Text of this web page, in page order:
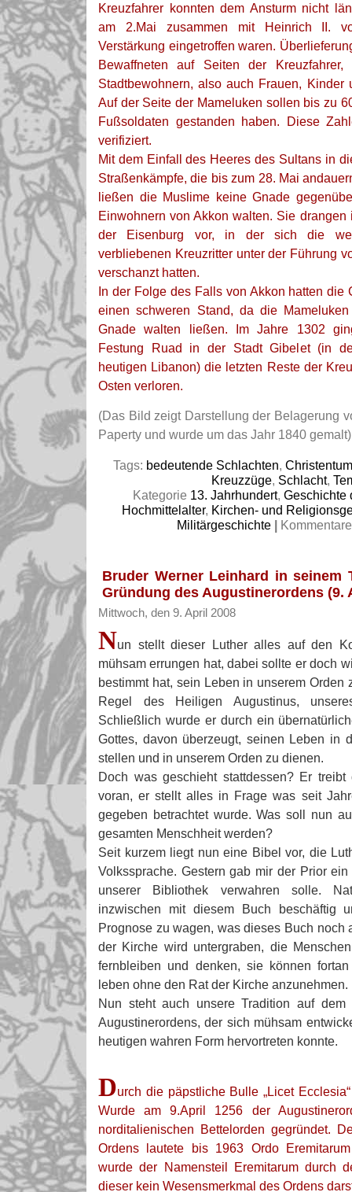
Kreuzfahrer konnten dem Ansturm nicht
am 2.Mai zusammen mit Heinrich II.
Verstärkung eingetroffen waren.
Bewaffneten auf Seiten der
Stadtbewohnern, also auch Frauen, Kinder
Auf der Seite der Mameluken sollen bis zu
Fußsoldaten gestanden haben. Diese
verifiziert.
Mit dem Einfall des Heeres des Sultans in
Straßenkämpfe, die bis zum 28. Mai
ließen die Muslime keine Gnade
Einwohnern von Akkon walten. Sie
der Eisenburg vor, in der sich die
verbliebenen Kreuzritter unter der Führung
verschanzt hatten.
In der Folge des Falls von Akkon hatten die
einen schweren Stand, da die
Gnade walten ließen. Im Jahre 1302
Festung Ruad in der Stadt Gibelet (in
heutigen Libanon) die letzten Reste der
Osten verloren.
(Das Bild zeigt Darstellung der Belagerung
Paperty und wurde um das Jahr 1840 gemalt)
Tags: bedeutende Schlachten, Christentum
Kreuzzüge, Schlacht,
Kategorie 13. Jahrhundert, Geschichte
Hochmittelalter, Kirchen- und
Militärgeschichte |
Bruder Werner Leinhard in seinem
Gründung des Augustinerordens (9.
Mittwoch, den 9. April 2008
Nun stellt dieser Luther alles auf den
mühsam errungen hat, dabei sollte er doch
bestimmt hat, sein Leben in unserem Orden
Regel des Heiligen Augustinus,
Schließlich wurde er durch ein
Gottes, davon überzeugt, seinen Leben in
stellen und in unserem Orden zu dienen.
Doch was geschieht stattdessen? Er
voran, er stellt alles in Frage was seit
gegeben betrachtet wurde. Was soll nun
gesamten Menschheit werden?
Seit kurzem liegt nun eine Bibel vor, die
Volkssprache. Gestern gab mir der Prior
unserer Bibliothek verwahren solle.
inzwischen mit diesem Buch beschäftig
Prognose zu wagen, was dieses Buch noch
der Kirche wird untergraben, die
fernbleiben und denken, sie können
leben ohne den Rat der Kirche anzunehmen.
Nun steht auch unsere Tradition auf
Augustinerordens, der sich mühsam
heutigen wahren Form hervortreten konnte.
Durch die päpstliche Bulle „Licet
Wurde am 9.April 1256 der
norditalienischen Bettelorden gegründet.
Ordens lautete bis 1963 Ordo
wurde der Namensteil Eremitarum durch
dieser kein Wesensmerkmal des Ordens